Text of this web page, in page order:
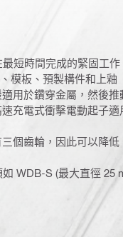
短時間完成的緊固工
模板、預製構件和上釉
用於鑽穿金屬，然後推
充電式衝擊電動起子
個齒輪，因此可以降低
WDB-S (最大直徑 25